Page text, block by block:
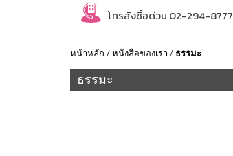
เกี่ยวกับเรา
โทรสั่งซื้อด่วน 02-294-8777
หน้าหลัก /หนังสือของเรา / ธรรมะ
ธรรมะ